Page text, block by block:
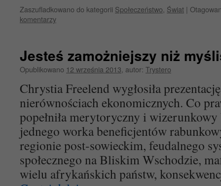
Zaszufladkowano do kategorii Społeczeństwo Świat |
komentarzy
Jesteś zamożniejszy niż
Opublikowano 12 września 2013 autor: Trystero
Chrystia Freelend wygłosiła
nierównościach ekonomicznych. Co
popełniła merytoryczny i wizerunkowy
jednego worka beneficjentów
regionie post-sowieckim, feudalnego
społecznego na Bliskim Wschodzie,
wielu afrykańskich państw,